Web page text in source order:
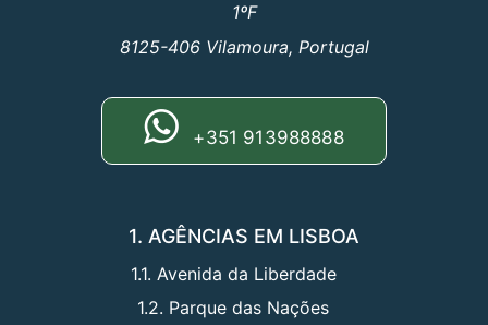
1ºF
8125-406 Vilamoura, Portugal
+351 913988888
1. AGÊNCIAS EM LISBOA
1.1. Avenida da Liberdade
1.2. Parque das Nações